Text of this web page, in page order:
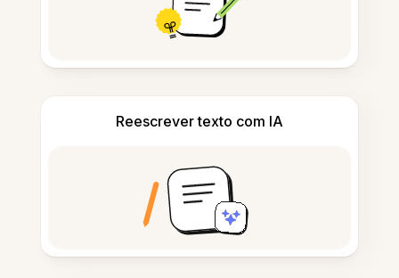
Reescrever texto com IA